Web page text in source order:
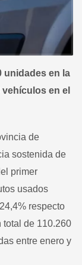
unidades en la
en el
de
sostenida de
primer
usados
respecto
total de 110.260
entre enero y